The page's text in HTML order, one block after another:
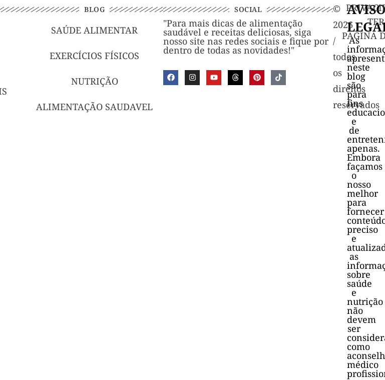
BLOG
SAÚDE ALIMENTAR
EXERCÍCIOS FÍSICOS
NUTRIÇÃO
ALIMENTAÇÃO SAUDAVEL
SOCIAL
"Para mais dicas de alimentação
saudável e receitas deliciosas, siga
nosso site nas redes sociais e fique por
dentro de todas as novidades!"
©️
2026
/
todos
os
direitos
reservados
PAGINA
As
neste
blog
são
para
fins
e
de
apenas.
Embora
façamos
o
nosso
melhor
para
fornecer
preciso
e
as
sobre
saúde
e
nutrição
não
devem
ser
como
médico